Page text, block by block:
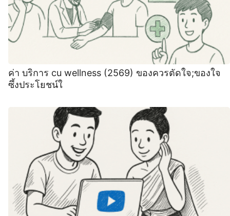
ค่า บริการ cu wellness (2569) ของควรตัดใจ;ของใจ
ซึ้งประโยชน์ใ